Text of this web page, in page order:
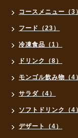
コースメニュー（3）
フード（23）
冷凍食品（1）
ドリンク（8）
モンゴル飲み物（4）
サラダ（4）
ソフトドリンク（4）
デザート（4）